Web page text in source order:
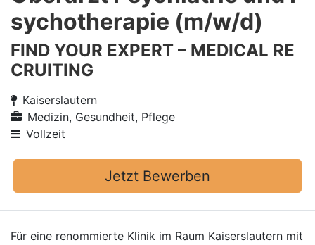
sychotherapie (m/w/d)
FIND YOUR EXPERT – MEDICAL RE
CRUITING
Kaiserslautern
Medizin, Gesundheit, Pflege
Vollzeit
Jetzt Bewerben
Für eine renommierte Klinik im Raum Kaiserslautern mit